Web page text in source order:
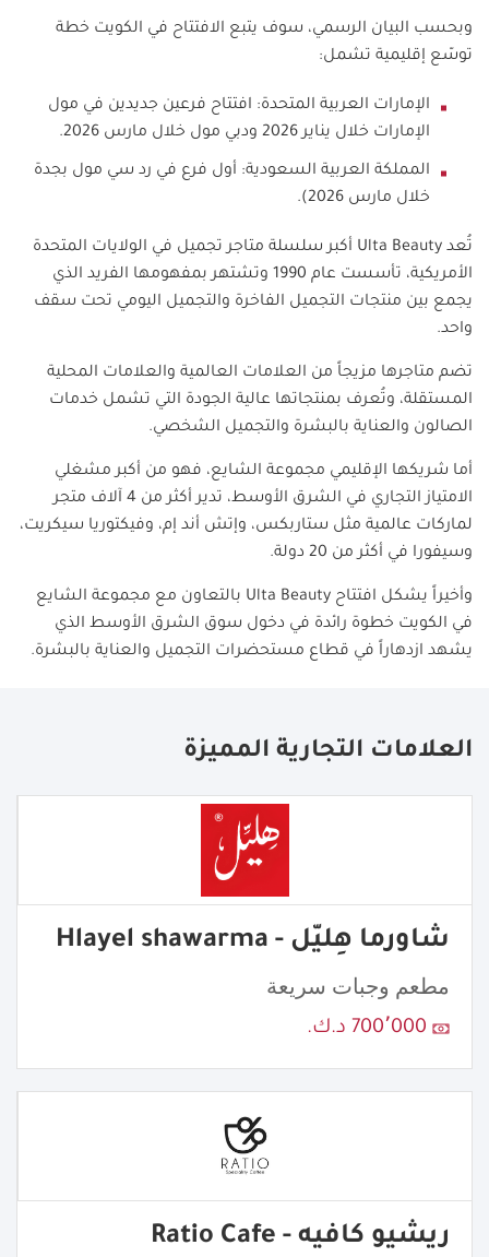
وبحسب البيان الرسمي، سوف يتبع الافتتاح في الكويت خطة
توسّع إقليمية تشمل:
الإمارات العربية المتحدة: افتتاح فرعين جديدين في مول
الإمارات خلال يناير 2026 ودبي مول خلال مارس 2026.
المملكة العربية السعودية: أول فرع في رد سي مول بجدة
خلال مارس 2026).
تُعد Ulta Beauty أكبر سلسلة متاجر تجميل في الولايات المتحدة
الأمريكية، تأسست عام 1990 وتشتهر بمفهومها الفريد الذي
يجمع بين منتجات التجميل الفاخرة والتجميل اليومي تحت سقف
واحد.
تضم متاجرها مزيجاً من العلامات العالمية والعلامات المحلية
المستقلة، وتُعرف بمنتجاتها عالية الجودة التي تشمل خدمات
الصالون والعناية بالبشرة والتجميل الشخصي.
أما شريكها الإقليمي مجموعة الشايع، فهو من أكبر مشغلي
الامتياز التجاري في الشرق الأوسط، تدير أكثر من 4 آلاف متجر
لماركات عالمية مثل ستاربكس، وإتش أند إم، وفيكتوريا سيكريت،
وسيفورا في أكثر من 20 دولة.
وأخيراً يشكل افتتاح Ulta Beauty بالتعاون مع مجموعة الشايع
في الكويت خطوة رائدة في دخول سوق الشرق الأوسط الذي
يشهد ازدهاراً في قطاع مستحضرات التجميل والعناية بالبشرة.
العلامات التجارية المميزة
شاورما هِليّل - Hlayel shawarma
مطعم وجبات سريعة
700٬000 د.ك.
ريشيو كافيه - Ratio Cafe